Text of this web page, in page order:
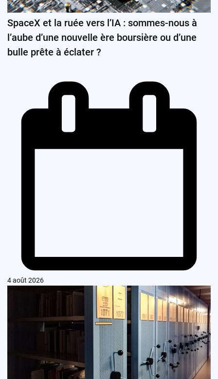
SpaceX et la ruée vers l’IA : sommes-nous à
l’aube d’une nouvelle ère boursière ou d’une
bulle prête à éclater ?
4 août 2026